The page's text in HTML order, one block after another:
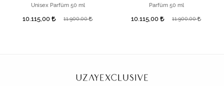
Unisex Parfüm 50 ml
10.115,00 11.900,00
Parfüm 50 ml
10.115,00 11.900,00